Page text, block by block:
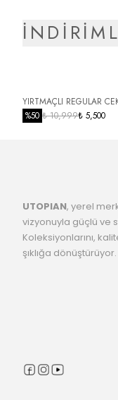
YIRTMAÇLI REGULAR
%50 ₺ 10,999₺ 5,500
UTOPIAN, yerel
vizyonuyla güçlü ve
Koleksiyonlarını,
şıklığa dönüştürüyor.